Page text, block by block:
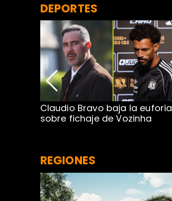
DEPORTES
Claudio Bravo baja la euforia
sobre fichaje de Vozinha
REGIONES